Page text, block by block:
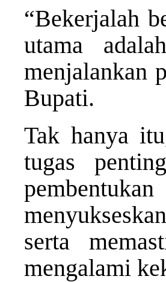
“Bekerjalah
utama
menjalankan
Bupati.
Tak hanya
tugas
serta
mengalami